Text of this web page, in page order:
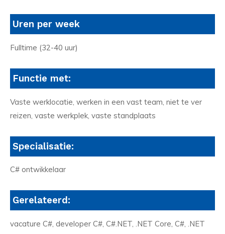
Uren per week
Fulltime (32-40 uur)
Functie met:
Vaste werklocatie, werken in een vast team, niet te ver
reizen, vaste werkplek, vaste standplaats
Specialisatie:
C# ontwikkelaar
Gerelateerd:
vacature C#, developer C#, C#.NET, .NET Core, C#, .NET